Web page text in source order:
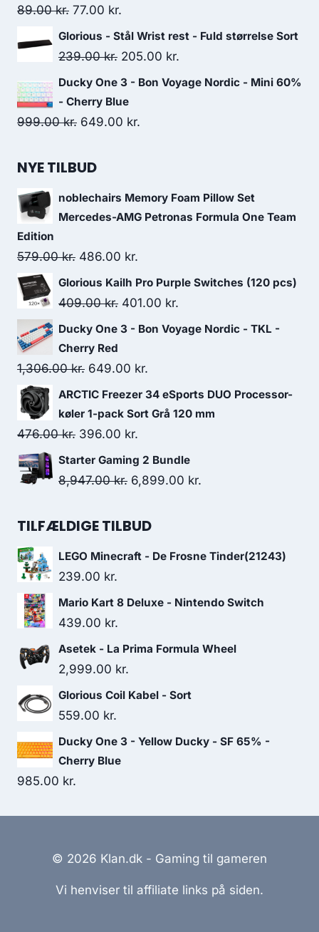
249.00 kr..
89.00kr. Original
price
was:
77.00 kr.
price
is:
Glorious - Stål Wrist rest - Fuld størrelse Sort
239.00kr. Original
price
was:
239.00 kr..
205.00 kr.
price
Ducky One 3 - Bon Voyage Nordic - Mini 60%
- Cherry Blue
999.00kr. Original
was:
649.00 kr.
NYE TILBUD
noblechairs Memory Foam Pillow Set
Mercedes-AMG Petronas Formula One Team
Edition
579.00kr. Original
price
was:
486.00 kr.
price
is:
Glorious Kailh Pro Purple Switches (120 pcs)
409.00kr. Original
price
409.00 kr..
401.00 kr.
price
Ducky One 3 - Bon Voyage Nordic - TKL -
Cherry Red
1,306.00kr. Original
price
was:
1,306.00 kr..
649.00 kr.
price
is:
ARCTIC Freezer 34 eSports DUO Processor-
køler 1-pack Sort Grå 120 mm
476.00kr. Original
price
was:
396.00 kr.
price
is:
Starter Gaming 2 Bundle
8,947.00kr. Original
was:
6,899.00 kr.
TILFÆLDIGE TILBUD
LEGO Minecraft - De Frosne Tinder(21243)
239.00 kr.
Mario Kart 8 Deluxe - Nintendo Switch
439.00 kr.
Asetek - La Prima Formula Wheel
2,999.00 kr.
Glorious Coil Kabel - Sort
559.00 kr.
Ducky One 3 - Yellow Ducky - SF 65% -
Cherry Blue
985.00 kr.
© 2026 Klan.dk - Gaming til gameren
Vi henviser til affiliate links på siden.